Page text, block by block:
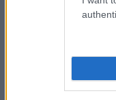
βόρειο τμήμα
Εξάλλου, η
δίκτυο